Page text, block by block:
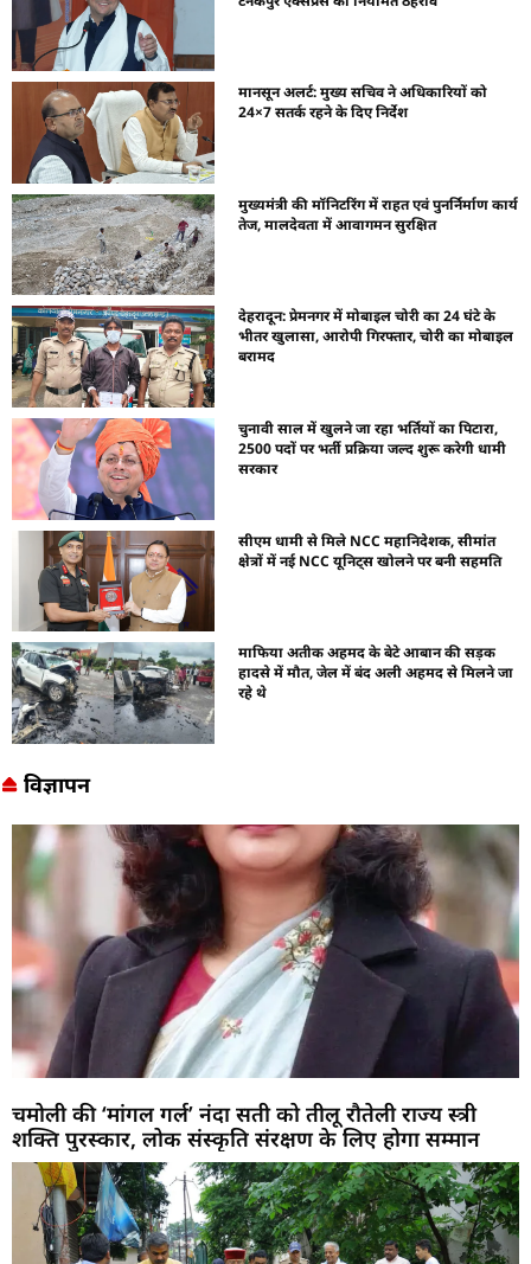
मानसून अलर्ट: मुख्य सचिव ने अधिकारियों को
24×7 सतर्क रहने के दिए निर्देश
मुख्यमंत्री की मॉनिटरिंग में राहत एवं पुनर्निर्माण कार्य
तेज, मालदेवता में आवागमन सुरक्षित
देहरादून: प्रेमनगर में मोबाइल चोरी का 24 घंटे के
भीतर खुलासा, आरोपी गिरफ्तार, चोरी का मोबाइल
बरामद
चुनावी साल में खुलने जा रहा भर्तियों का पिटारा,
2500 पदों पर भर्ती प्रक्रिया जल्द शुरू करेगी धामी
सरकार
सीएम धामी से मिले NCC महानिदेशक, सीमांत
क्षेत्रों में नई NCC यूनिट्स खोलने पर बनी सहमति
माफिया अतीक अहमद के बेटे आबान की सड़क
हादसे में मौत, जेल में बंद अली अहमद से मिलने जा
रहे थे
विज्ञापन
चमोली की ‘मांगल गर्ल’ नंदा सती को तीलू रौतेली राज्य स्त्री
शक्ति पुरस्कार, लोक संस्कृति संरक्षण के लिए होगा सम्मान